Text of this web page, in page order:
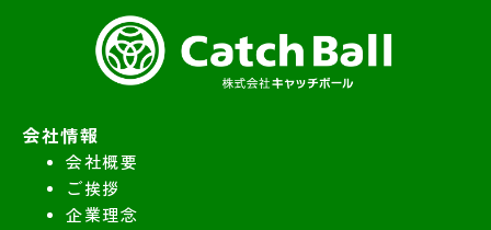
会社情報
会社概要
ご挨拶
企業理念